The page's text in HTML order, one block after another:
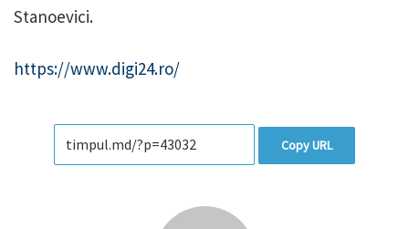
Stanoevici.
https://www.digi24.ro/
Copy URL